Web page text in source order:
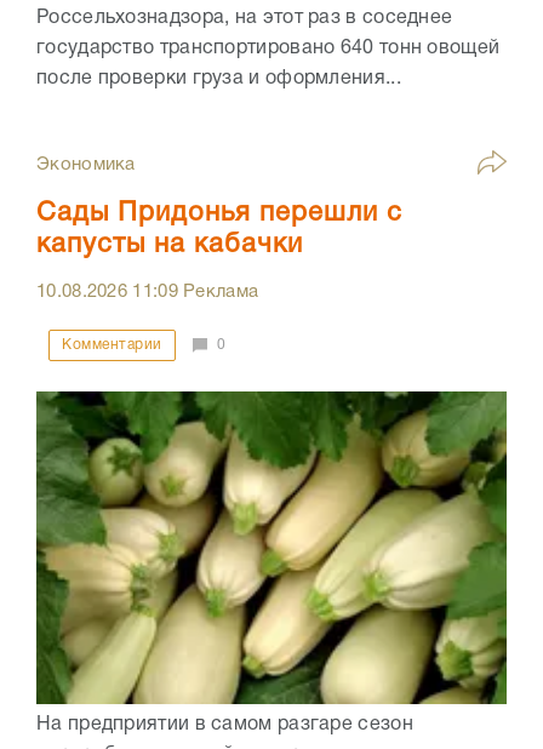
Россельхознадзора, на этот раз в соседнее
государство транспортировано 640 тонн овощей
после проверки груза и оформления...
Экономика
Сады Придонья перешли с
капусты на кабачки
10.08.2026 11:09Реклама
Комментарии 0
На предприятии в самом разгаре сезон